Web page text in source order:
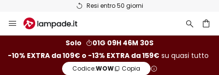
Resi entro 50 giorni
Salta
al
Solo
01G 09H 46M 29S
-10% EXTRA da 109€ o -13% EXTRA da 159€ su quasi tutto
Codice:WOW Copia